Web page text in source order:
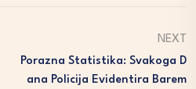
NEXT
Porazna Statistika: Svakoga D
Ana Policija Evidentira Barem